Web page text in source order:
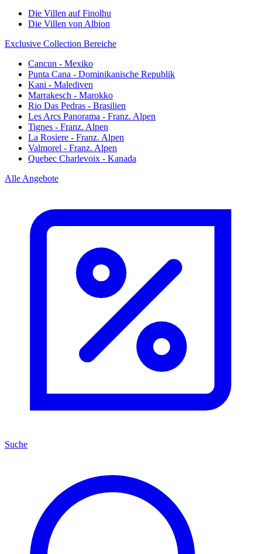
Die Villen auf Finolhu
Die Villen von Albion
Exclusive Collection Bereiche
Cancun - Mexiko
Punta Cana - Dominikanische Republik
Kani - Malediven
Marrakesch - Marokko
Rio Das Pedras - Brasilien
Les Arcs Panorama - Franz. Alpen
Tignes - Franz. Alpen
La Rosiere - Franz. Alpen
Valmorel - Franz. Alpen
Quebec Charlevoix - Kanada
Alle Angebote
Suche